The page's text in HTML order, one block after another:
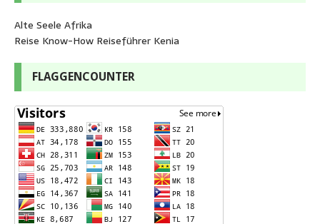
Alte Seele Afrika
Reise Know-How Reiseführer Kenia
FLAGGENCOUNTER